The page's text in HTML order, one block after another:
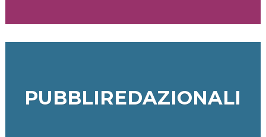
PUBBLIREDAZIONALI